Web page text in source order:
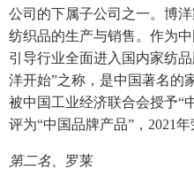
公司的下属子公司之一。博
纺织品的生产与销售。作为
引导行业全面进入国内家纺
洋开始”之称，是中国著名的
被中国工业经济联合会授予“
评为“中国品牌产品”，2021年
第二名、 罗莱